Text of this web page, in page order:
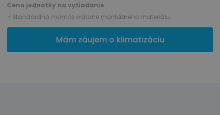
Cena jednotky na vyžiadanie
+ štandardná montáž vrátane montážneho materiálu.
Mám záujem o klimatizáciu